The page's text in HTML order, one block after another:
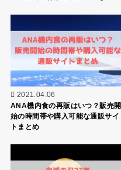
2021.04.06
ANA機内食の再販はいつ？販売開
始の時間帯や購入可能な通販サイ
トまとめ